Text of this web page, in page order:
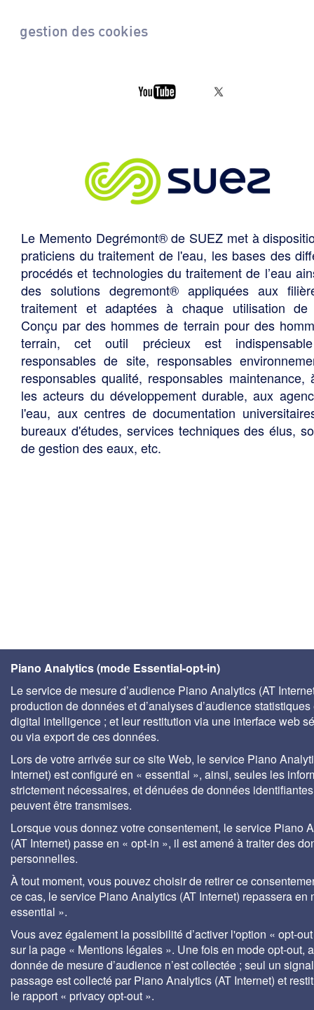
gestion des cookies
Le Memento Degrémont® de SUEZ met à
praticiens du traitement de l'eau, les bases des
procédés et technologies du traitement de l’eau
des solutions degremont® appliquées aux
traitement et adaptées à chaque utilisation de
Conçu par des hommes de terrain pour des
terrain, cet outil précieux est
responsables de site, responsables
responsables qualité, responsables maintenance,
les acteurs du développement durable, aux
l'eau, aux centres de documentation
bureaux d'études, services techniques des élus,
de gestion des eaux, etc.
Piano Analytics (mode Essential-opt-in)
Le service de mesure d’audience Piano Analytics (AT
production de données et d’analyses d’audience statistiques
digital intelligence ; et leur restitution via une interface web
ou via export de ces données.
Lors de votre arrivée sur ce site Web, le service Piano
Internet) est configuré en « essential », ainsi, seules les
strictement nécessaires, et dénuées de données
peuvent être transmises.
Lorsque vous donnez votre consentement, le service Piano
(AT Internet) passe en « opt-in », il est amené à traiter des
personnelles.
À tout moment, vous pouvez choisir de retirer ce
ce cas, le service Piano Analytics (AT Internet) repassera en
essential ».
Vous avez également la possibilité d’activer l'option « opt-
sur la page « Mentions légales ». Une fois en mode opt-out,
donnée de mesure d’audience n’est collectée ; seul un
passage est collecté par Piano Analytics (AT Internet) et
le rapport « privacy opt-out ».